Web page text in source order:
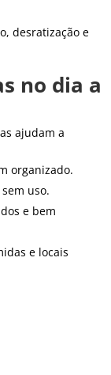
desratização e
no dia a
ajudam a
organizado.
uso.
e bem
e locais